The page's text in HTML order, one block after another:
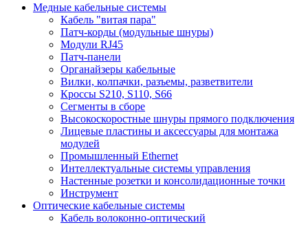
Медные кабельные системы
Кабель "витая пара"
Патч-корды (модульные шнуры)
Модули RJ45
Патч-панели
Органайзеры кабельные
Вилки, колпачки, разъемы, разветвители
Кроссы S210, S110, S66
Сегменты в сборе
Высокоскоростные шнуры прямого подключения
Лицевые пластины и аксессуары для монтажа
модулей
Промышленный Ethernet
Интеллектуальные системы управления
Настенные розетки и консолидационные точки
Инструмент
Оптические кабельные системы
Кабель волоконно-оптический